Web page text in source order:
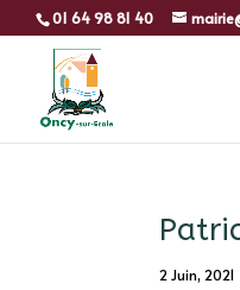
01 64 98 81 40
2 Juin, 2021